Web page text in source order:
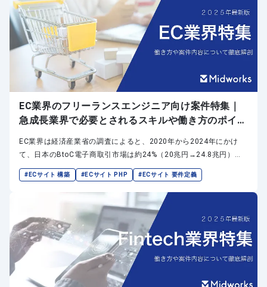
EC業界のフリーランスエンジニア向け案件特集｜
急成長業界で必要とされるスキルや働き方のポイン
EC業界は経済産業省の調査によると、2020年から2024年にかけ
て、日本のBtoC電子商取引市場は約24%（20兆円→24.8兆円）、
BtoB市場は約8.2%（430兆円→465.2兆円）と大きく成長していま
す。EC業界が成長を続ける一方で、いくつかの課題も浮き彫りにな
ってきました。在庫管理や需要予測の最適化、顧客体験のパーソナ
ライズ、越境ECへの対応とローカライズがその代表例です。単にデ
ザインの良いサイトを作るだけでは競争力を保てない時代になり、
EC業界ではシステム開発や技術の重要性が高まっており、それに伴
いエンジニアの需要も急増しています。効率的な運用と顧客満足の
向上には高度なシステム設計が鍵となります。
#ECサイト 構築 #ECサイト PHP #ECサイト 要件定義